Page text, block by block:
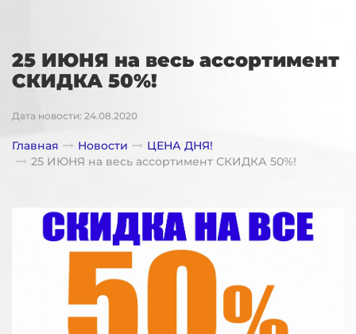
25 ИЮНЯ на весь ассортимент
СКИДКА 50%!
Дата новости: 24.08.2020
Главная Новости
ЦЕНА ДНЯ!
25 ИЮНЯ на весь ассортимент СКИДКА 50%!